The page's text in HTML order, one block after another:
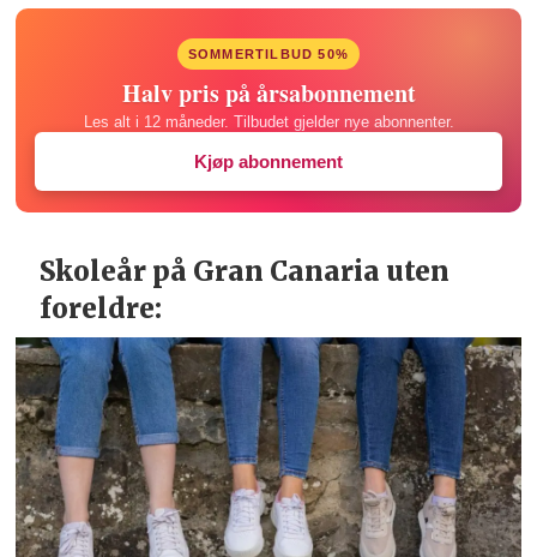
SOMMERTILBUD 50%
Halv pris på årsabonnement
Les alt i 12 måneder. Tilbudet gjelder nye abonnenter.
Kjøp abonnement
Skoleår på Gran Canaria uten
foreldre: